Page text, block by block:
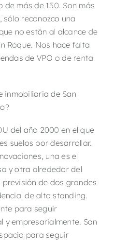
de más de 150. Son más
sólo reconozco una
no están al alcance de
Roque. Nos hace falta
de VPO o de renta
inmobiliaria de San
del año 2000 en el que
suelos por desarrollar.
una es el
y otra alrededor del
de dos grandes
de alto standing.
para seguir
y empresarialmente. San
para seguir